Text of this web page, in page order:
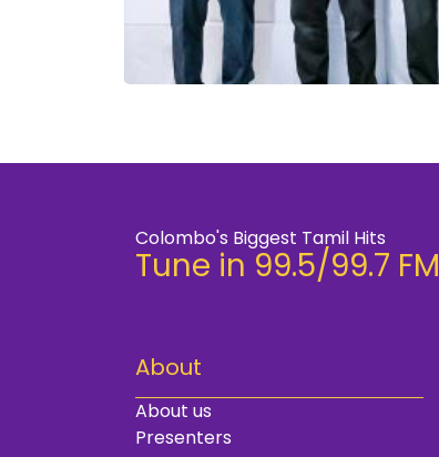
Colombo's Biggest Tamil Hits
Tune in 99.5/99.7 FM
About
About us
Presenters